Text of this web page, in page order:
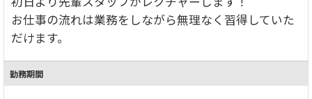
お仕事の流れは業務をしながら無理なく習得していた
だけます。
勤務期間